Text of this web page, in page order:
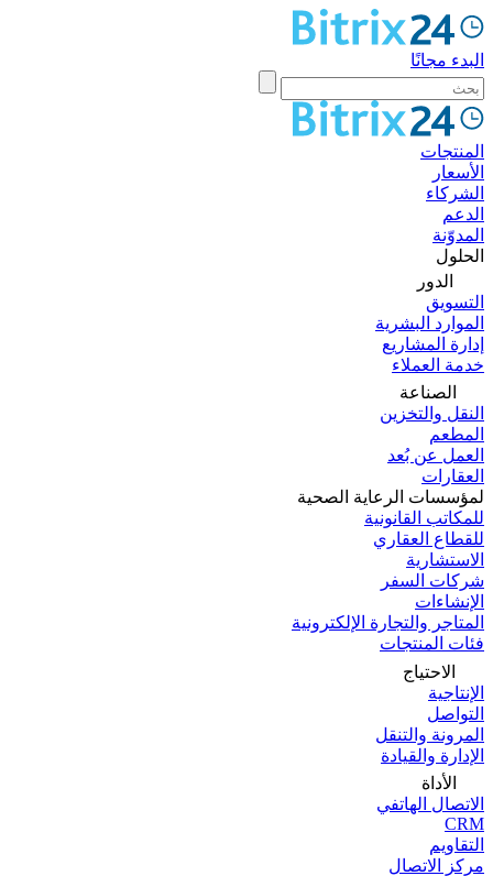
البدء مجانًا
المنتجات
الأسعار
الشركاء
الدعم
المدوّنة
الحلول
الدور
التسويق
الموارد البشرية
إدارة المشاريع
خدمة العملاء
الصناعة
النقل والتخزين
المطعم
العمل عن بُعد
العقارات
لمؤسسات الرعاية الصحية
للمكاتب القانونية
للقطاع العقاري
الاستشارية
شركات السفر
الإنشاءات
المتاجر والتجارة الإلكترونية
فئات المنتجات
الاحتياج
الإنتاجية
التواصل
المرونة والتنقل
الإدارة والقيادة
الأداة
الاتصال الهاتفي
CRM
التقاويم
مركز الاتصال